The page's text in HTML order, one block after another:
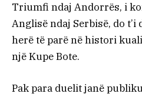
Triumfi ndaj Andorrës, i
Anglisë ndaj Serbisë, do
herë të parë në histori
një Kupe Bote.
Pak para duelit janë